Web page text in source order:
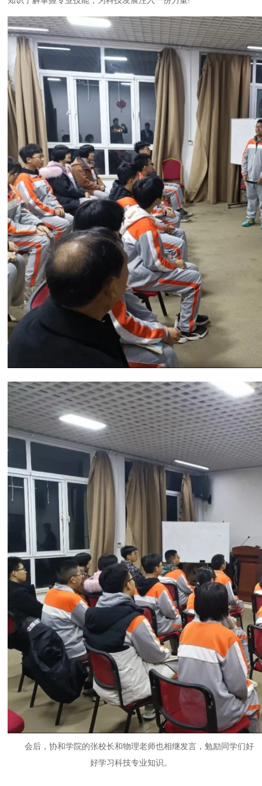
会后，协和学院的张校长和物理老师也相继发言，勉励同学们好
好学习科技专业知识。